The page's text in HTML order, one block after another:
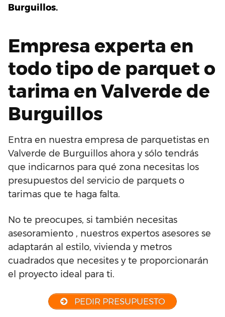
Burguillos.
Empresa experta en
todo tipo de parquet o
tarima en Valverde de
Burguillos
Entra en nuestra empresa de parquetistas en
Valverde de Burguillos ahora y sólo tendrás
que indicarnos para qué zona necesitas los
presupuestos del servicio de parquets o
tarimas que te haga falta.
No te preocupes, si también necesitas
asesoramiento , nuestros expertos asesores se
adaptarán al estilo, vivienda y metros
cuadrados que necesites y te proporcionarán
el proyecto ideal para ti.
PEDIR PRESUPUESTO